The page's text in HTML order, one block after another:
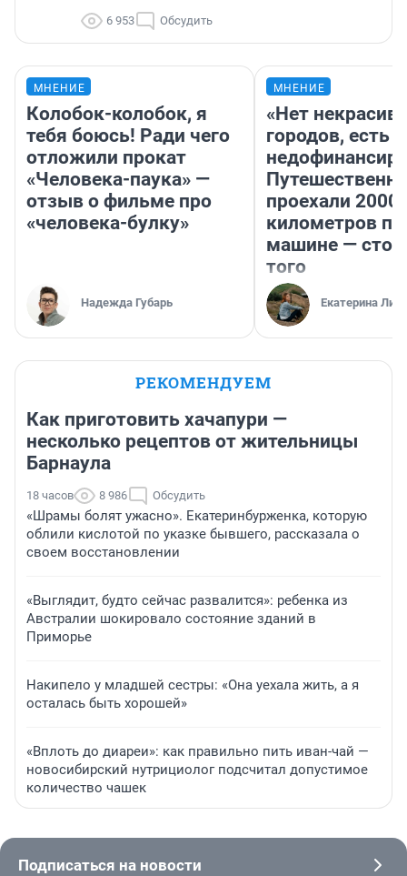
6 953 Обсудить
МНЕНИЕ
Колобок-колобок, я
тебя боюсь! Ради чего
отложили прокат
«Человека-паука» —
отзыв о фильме про
«человека-булку»
Надежда Губарь
МНЕНИЕ
«Нет
городов, есть
проехали 2000
километров по
машине —
того
Екатерина
РЕКОМЕНДУЕМ
Как приготовить хачапури —
несколько рецептов от жительницы
Барнаула
18 часов 8 986 Обсудить
«Шрамы болят ужасно». Екатеринбурженка, которую
облили кислотой по указке бывшего, рассказала о
своем восстановлении
«Выглядит, будто сейчас развалится»: ребенка из
Австралии шокировало состояние зданий в
Приморье
Накипело у младшей сестры: «Она уехала жить, а я
осталась быть хорошей»
«Вплоть до диареи»: как правильно пить иван-чай —
новосибирский нутрициолог подсчитал допустимое
количество чашек
Подписаться на новости